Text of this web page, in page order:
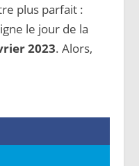
plus parfait :
le jour de la
2023. Alors,